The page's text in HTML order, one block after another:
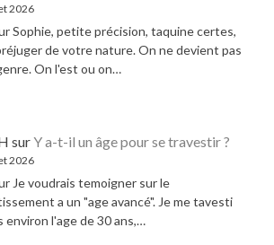
2026
Sophie, petite précision, taquine certes,
de votre nature. On ne devient pas
On l'est ou on…
surY a-t-il un âge pour se travestir ?
2026
Je voudrais temoigner sur le
a un "age avancé". Je me tavesti
environ l'age de 30 ans,…